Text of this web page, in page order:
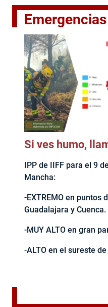
Emergencias
Si ves humo,
IPP de IIFF para el 9
Mancha:
-EXTREMO en puntos
Guadalajara y Cuenca.
-MUY ALTO en gran
-ALTO en el sureste